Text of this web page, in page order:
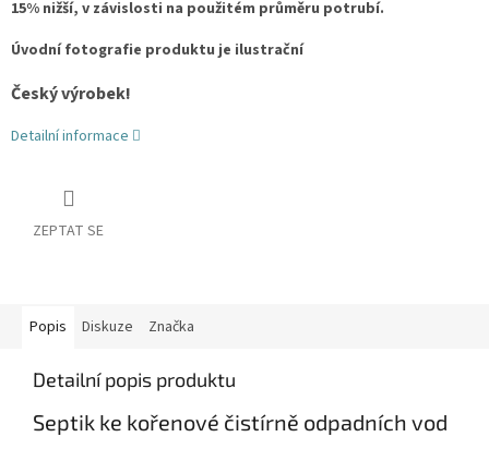
15% nižší, v závislosti na použitém průměru potrubí.
Úvodní fotografie produktu je ilustrační
Český výrobek!
Detailní informace
ZEPTAT SE
Popis Diskuze Značka
Detailní popis produktu
Septik ke kořenové čistírně odpadních vod